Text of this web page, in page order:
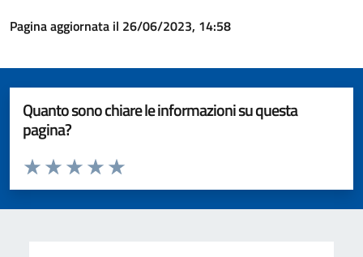
Pagina aggiornata il 26/06/2023, 14:58
Quanto sono chiare le informazioni su questa
pagina?
Valuta da 1 a 5 stelle la pagina
Valuta 5 stelle su 5
Valuta 4 stelle su 5
Valuta 3 stelle su 5
Valuta 2 stelle su 5
Valuta 1 stelle su 5